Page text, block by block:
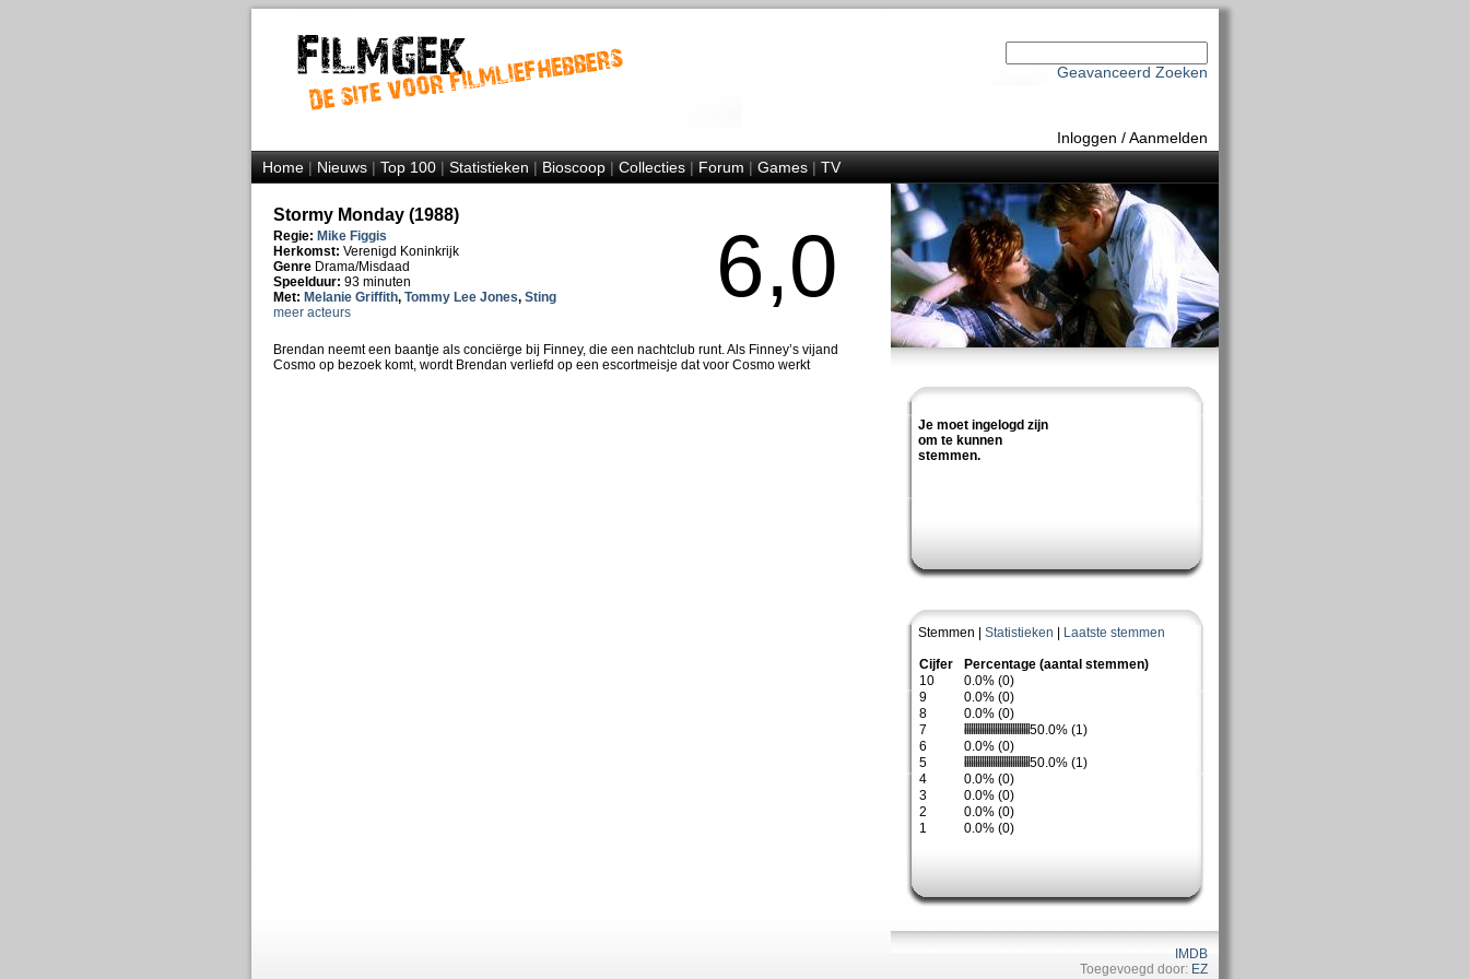
Geavanceerd Zoeken
Inloggen /Aanmelden
Home|Nieuws|Top 100|Statistieken|Bioscoop|Collecties|Forum|Games|TV
Je moet ingelogd zijn
om te kunnen
stemmen.
Stemmen | Statistieken Laatste stemmen
Cijfer
Percentage (aantal stemmen)
10
0.0% (0)
9
0.0% (0)
8
0.0% (0)
7
50.0% (1)
6
0.0% (0)
5
50.0% (1)
4
0.0% (0)
3
0.0% (0)
2
0.0% (0)
1
0.0% (0)
IMDB
Toegevoegd door: EZ
Stormy Monday (1988)
Regie: Mike Figgis
Herkomst: Verenigd Koninkrijk
Genre Drama/Misdaad
Speelduur: 93 minuten
Met: Melanie Griffith, Tommy Lee Jones, Sting
meer acteurs
6,0
Brendan neemt een baantje als conciërge bij Finney, die een nachtclub runt. Als Finney’s vijand
Cosmo op bezoek komt, wordt Brendan verliefd op een escortmeisje dat voor Cosmo werkt